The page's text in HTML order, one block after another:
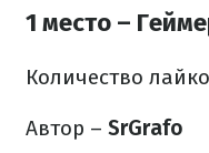
1 место –
Количество
Автор – SrGrafo